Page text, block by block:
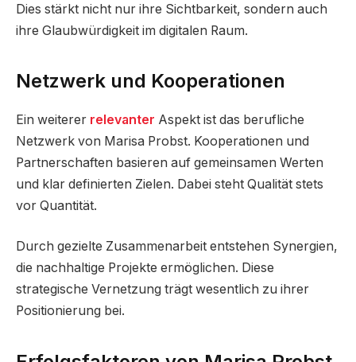
Dies stärkt nicht nur ihre Sichtbarkeit, sondern auch
ihre Glaubwürdigkeit im digitalen Raum.
Netzwerk und Kooperationen
Ein weiterer relevanter Aspekt ist das berufliche
Netzwerk von Marisa Probst. Kooperationen und
Partnerschaften basieren auf gemeinsamen Werten
und klar definierten Zielen. Dabei steht Qualität stets
vor Quantität.
Durch gezielte Zusammenarbeit entstehen Synergien,
die nachhaltige Projekte ermöglichen. Diese
strategische Vernetzung trägt wesentlich zu ihrer
Positionierung bei.